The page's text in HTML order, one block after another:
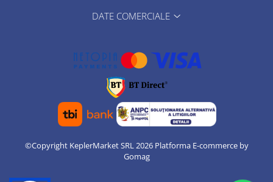
DATE COMERCIALE
©Copyright KeplerMarket SRL 2026 Platforma E-commerce by
Gomag